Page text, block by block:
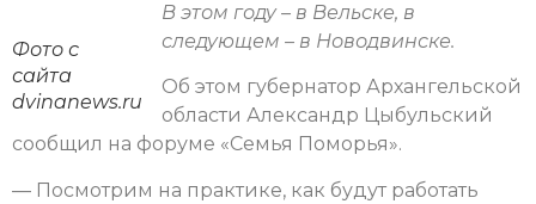
Фото с
сайта
dvinanews.ru
В этом году – в Вельске, в
следующем – в Новодвинске.
Об этом губернатор Архангельской
области Александр Цыбульский
сообщил на форуме «Семья Поморья».
— Посмотрим на практике, как будут работать